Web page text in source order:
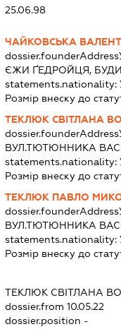
25.06.98
ЧАЙКОВСЬКА
dossier.founderAddress
ЄЖИ ҐЕДРОЙЦЯ,
statements.nationality:
Розмір внеску до
ТЕКЛЮК СВІТЛАНА
dossier.founderAddress
ВУЛ.ТЮТЮННИКА
statements.nationality:
Розмір внеску до
ТЕКЛЮК ПАВЛО
dossier.founderAddress
ВУЛ.ТЮТЮННИКА
statements.nationality:
Розмір внеску до
ТЕКЛЮК СВІТЛАНА
dossier.from 10.05.22
dossier.position -